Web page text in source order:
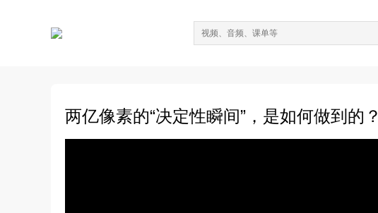
两亿像素的“决定性瞬间”，是如何做到的？